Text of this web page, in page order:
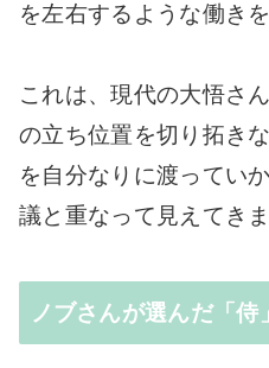
を左右するような働き
これは、現代の大悟さ
の立ち位置を切り拓き
を自分なりに渡ってい
議と重なって見えてきま
ノブさんが選んだ「侍